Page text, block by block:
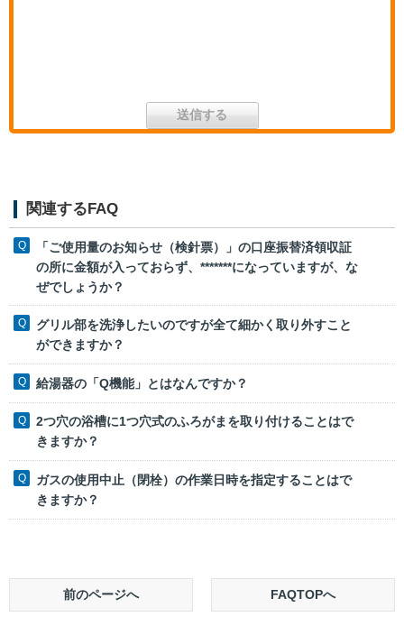
関連するFAQ
「ご使用量のお知らせ（検針票）」の口座振替済領収証
の所に金額が入っておらず、*******になっていますが、な
ぜでしょうか？
グリル部を洗浄したいのですが全て細かく取り外すこと
ができますか？
給湯器の「Q機能」とはなんですか？
2つ穴の浴槽に1つ穴式のふろがまを取り付けることはで
きますか？
ガスの使用中止（閉栓）の作業日時を指定することはで
きますか？
前のページへ FAQTOPへ